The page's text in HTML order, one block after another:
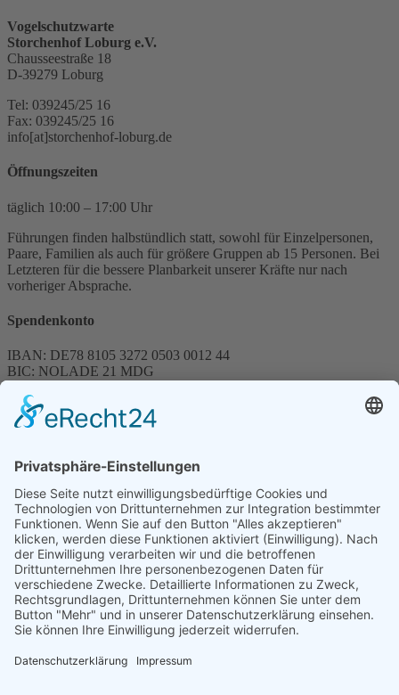
Vogelschutzwarte
Storchenhof Loburg e.V.
Chausseestraße 18
D-39279 Loburg
Tel: 039245/25 16
Fax: 039245/25 16
info[at]storchenhof-loburg.de
Öffnungszeiten
täglich 10:00 – 17:00 Uhr
Führungen finden halbstündlich statt, sowohl für Einzelpersonen,
Paare, Familien als auch für größere Gruppen ab 15 Personen. Bei
Letzteren für die bessere Planbarkeit unserer Kräfte nur nach
vorheriger Absprache.
Spendenkonto
IBAN: DE78 8105 3272 0503 0012 44
BIC: NOLADE 21 MDG
Spenden können steuerlich abgesetzt werden
Förderung
© 1987 – 2025
Storchenhof Loburg e.V.
Alle Rechte vorbehalten.
Cookie-Einstellungen
Navigation überspringen
Impressum
Haftungsausschluss